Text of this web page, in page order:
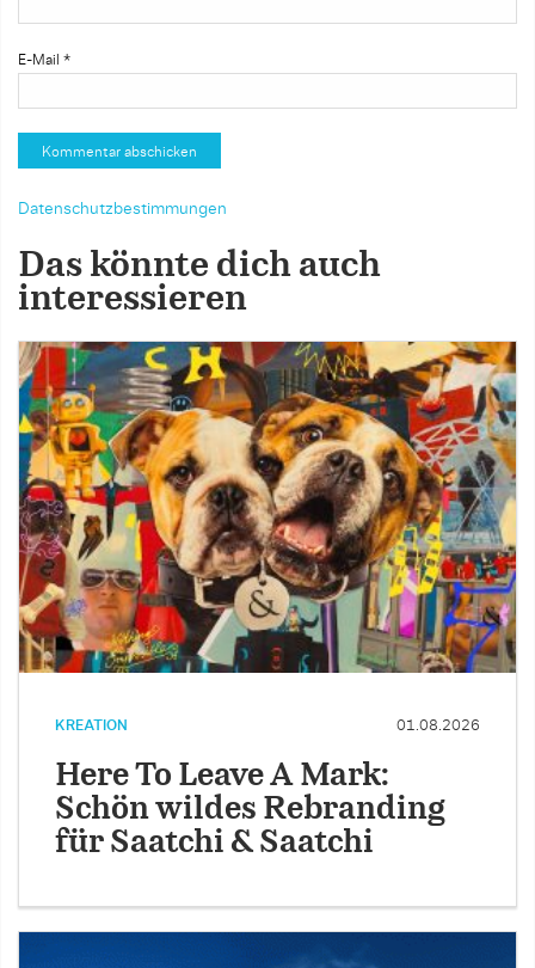
E-Mail *
Datenschutzbestimmungen
Das könnte dich auch
interessieren
KREATION 01.08.2026
Here To Leave A Mark:
Schön wildes Rebranding
für Saatchi & Saatchi